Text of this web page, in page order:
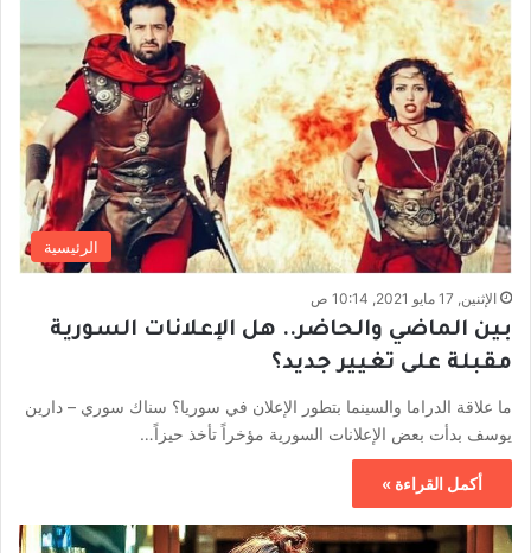
الرئيسية
الإثنين, 17 مايو 2021, 10:14 ص
بين الماضي والحاضر.. هل الإعلانات السورية
مقبلة على تغيير جديد؟
ما علاقة الدراما والسينما بتطور الإعلان في سوريا؟ سناك سوري – دارين
يوسف بدأت بعض الإعلانات السورية مؤخراً تأخذ حيزاً…
أكمل القراءة »